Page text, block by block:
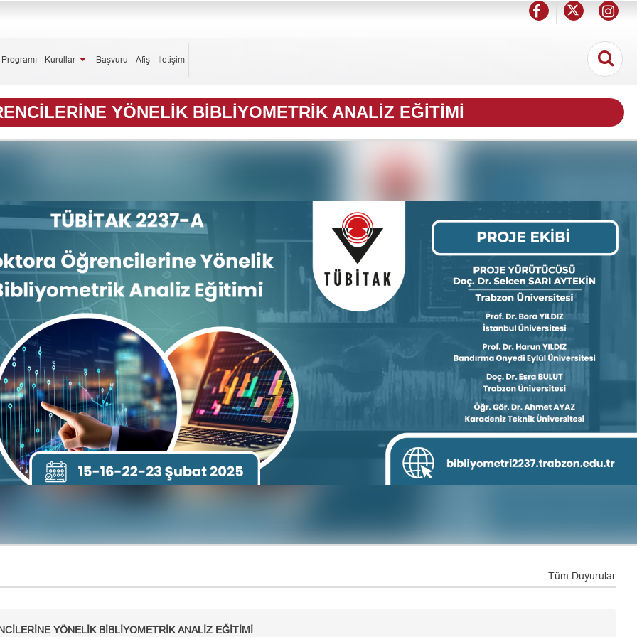
Kurullar Başvuru Afiş İletişim
YÖNELIK BIBLIYOMETRIK ANALIZ EĞITIMI
Tüm Duyurular
YÖNELİK BİBLİYOMETRİK ANALİZ EĞİTİMİ